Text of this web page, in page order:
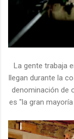
La gente trabaja
llegan durante la
denominación de
es "la gran